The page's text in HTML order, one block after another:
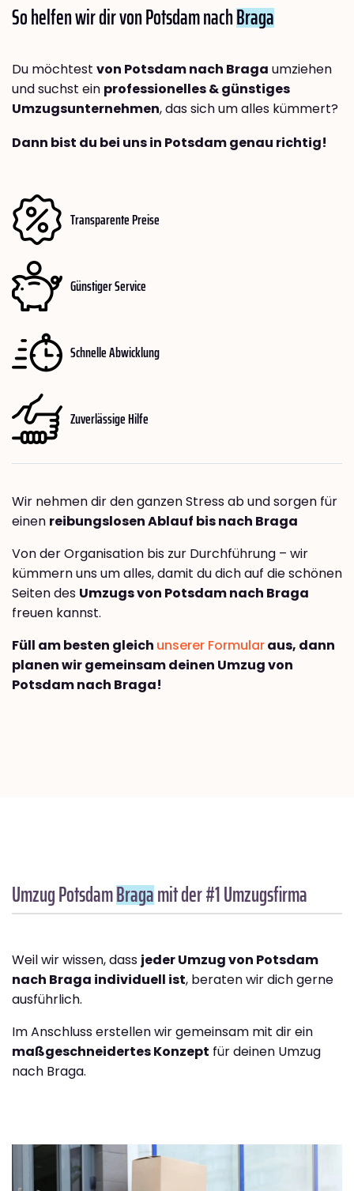
So helfen wir dir von Potsdam nachBraga
Du möchtest von Potsdam nach Braga umziehen
und suchst ein professionelles & günstiges
Umzugsunternehmen, das sich um alles kümmert?
Dann bist du bei uns in Potsdam genau richtig!
Transparente Preise
Günstiger Service
Schnelle Abwicklung
Zuverlässige Hilfe
Wir nehmen dir den ganzen Stress ab und sorgen für
einen reibungslosen Ablauf bis nach Braga
Von der Organisation bis zur Durchführung – wir
kümmern uns um alles, damit du dich auf die schönen
Seiten des Umzugs von Potsdam nach Braga
freuen kannst.
Füll am besten gleich unserer Formularaus, dann
planen wir gemeinsam deinen Umzug von
Potsdam nach Braga!
Umzug PotsdamBragamit der #1 Umzugsfirma
Weil wir wissen, dass jeder Umzug von Potsdam
nach Braga individuell ist, beraten wir dich gerne
ausführlich.
Im Anschluss erstellen wir gemeinsam mit dir ein
maßgeschneidertes Konzept für deinen Umzug
nach Braga.